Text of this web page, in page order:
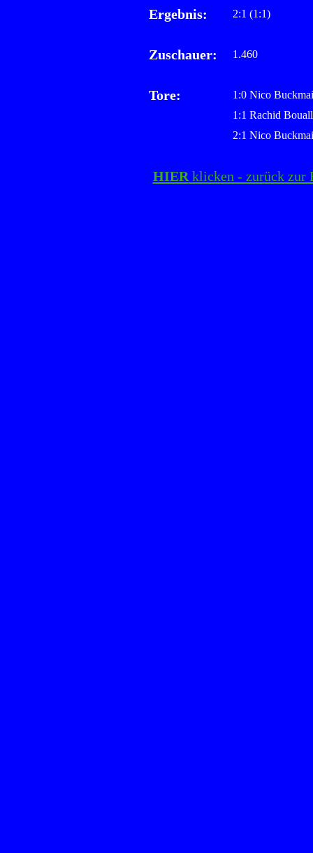
Ergebnis: 2:1 (1:1)
Zuschauer: 1.460
Tore:
1:0 Nico
1:1 Rachid
2:1 Nico
HIER klicken - zurück zur